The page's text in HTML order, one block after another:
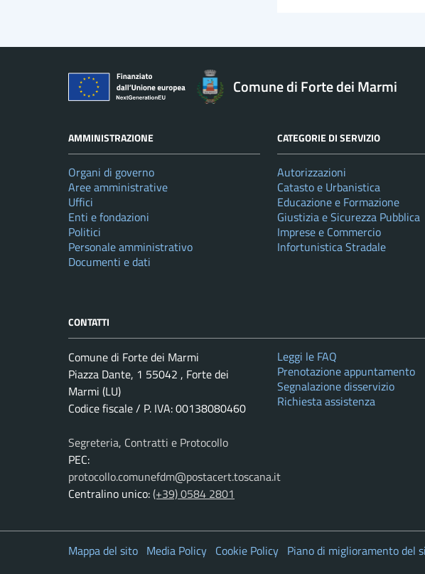
Comune di Forte dei Marmi
AMMINISTRAZIONE
Organi di governo
Aree amministrative
Uffici
Enti e fondazioni
Politici
Personale amministrativo
Documenti e dati
CATEGORIE DI SERVIZIO
Autorizzazioni
Catasto e Urbanistica
Educazione e Formazione
Giustizia e Sicurezza Pubblica
Imprese e Commercio
Infortunistica Stradale
CONTATTI
Comune di Forte dei Marmi
Piazza Dante, 1 55042 , Forte dei
Marmi (LU)
Codice fiscale / P. IVA: 00138080460
Segreteria, Contratti e Protocollo
PEC:
protocollo.comunefdm@postacert.toscana.it
Centralino unico:(+39) 0584 2801
Leggi le FAQ
Prenotazione appuntamento
Segnalazione disservizio
Richiesta assistenza
Mappa del sito Media Policy Cookie Policy Piano di miglioramento del